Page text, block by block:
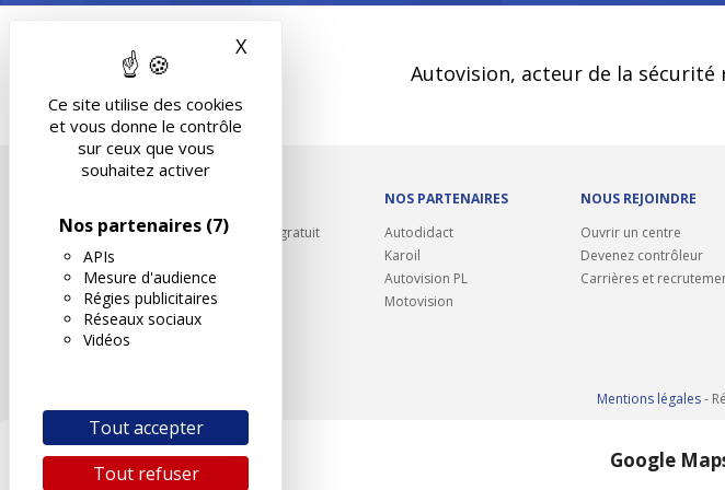
Ce site utilise des cookies
et vous donne le contrôle
sur ceux que vous
souhaitez activer
Nos partenaires (7)
APIs
Mesure d'audience
Régies publicitaires
Réseaux sociaux
Vidéos
Tout accepter
Tout refuser
X
Autovision, acteur de la sécurité
Rappel contrôle technique gratuit
Partenariats/Remises
Liens utiles
Contact
Plan du site
NOS PARTENAIRES
Autodidact
Karoil
Autovision PL
Motovision
NOUS REJOINDRE
Ouvrir un centre
Devenez contrôleur
Carrières et
Mentions légales-
Google